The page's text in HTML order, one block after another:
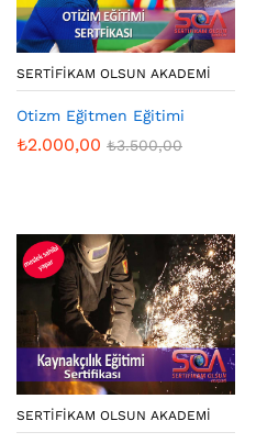
SERTIFIKAM OLSUN AKADEMI
Otizm Eğitmen Eğitimi
₺2.000,00 ₺3.500,00
SERTIFIKAM OLSUN AKADEMI